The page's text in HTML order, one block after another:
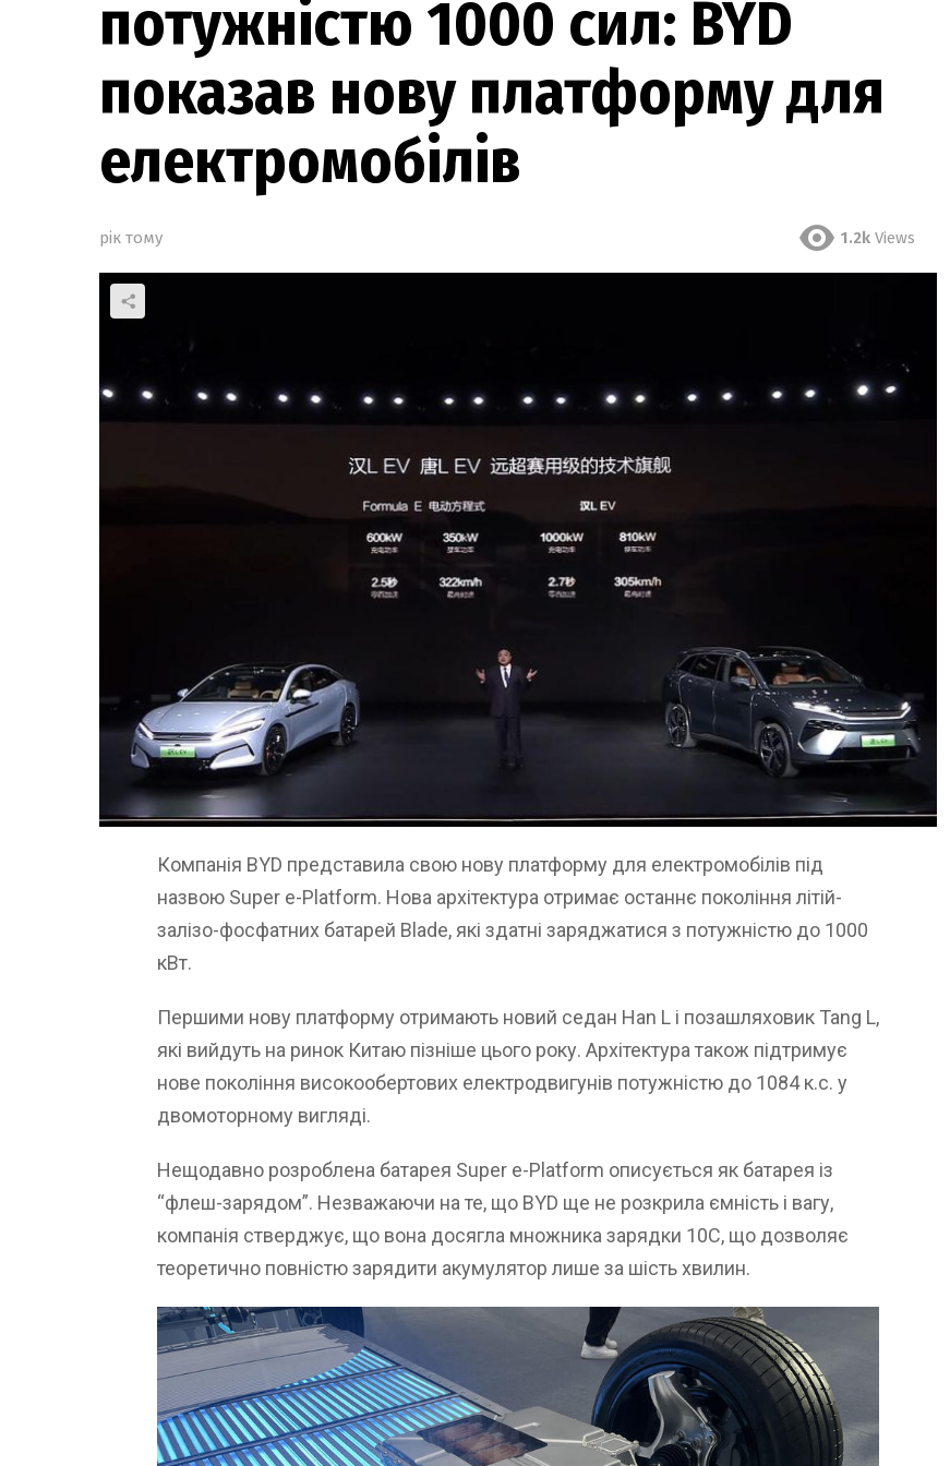
потужністю 1000 сил: BYD
показав нову платформу для
електромобілів
рік тому 1.2k Views
Компанія BYD представила свою нову платформу для електромобілів під
назвою Super e-Platform. Нова архітектура отримає останнє покоління літій-
залізо-фосфатних батарей Blade, які здатні заряджатися з потужністю до 1000
кВт.
Першими нову платформу отримають новий седан Han L і позашляховик Tang L,
які вийдуть на ринок Китаю пізніше цього року. Архітектура також підтримує
нове покоління високообертових електродвигунів потужністю до 1084 к.с. у
двомоторному вигляді.
Нещодавно розроблена батарея Super e-Platform описується як батарея із
“флеш-зарядом”. Незважаючи на те, що BYD ще не розкрила ємність і вагу,
компанія стверджує, що вона досягла множника зарядки 10C, що дозволяє
теоретично повністю зарядити акумулятор лише за шість хвилин.